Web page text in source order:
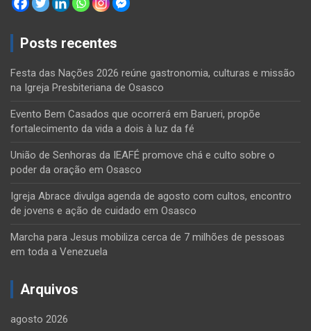
Posts recentes
Festa das Nações 2026 reúne gastronomia, culturas e missão
na Igreja Presbiteriana de Osasco
Evento Bem Casados que ocorrerá em Barueri, propõe
fortalecimento da vida a dois à luz da fé
União de Senhoras da IEAFÉ promove chá e culto sobre o
poder da oração em Osasco
Igreja Abrace divulga agenda de agosto com cultos, encontro
de jovens e ação de cuidado em Osasco
Marcha para Jesus mobiliza cerca de 7 milhões de pessoas
em toda a Venezuela
Arquivos
agosto 2026